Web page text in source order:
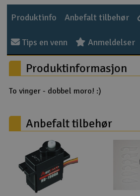
Radioutstyr
Raketter
Smarthjem, lek & hobby
Solenergi
Sparkesykler & elkjøretøy
Verktøy, utstyr & tilbehør
Gavekort
Produktinfo Anbefalt tilbehør
Tips en venn Anmeldelser
Produktinformasjon
To vinger - dobbel moro! :)
Anbefalt tilbehør